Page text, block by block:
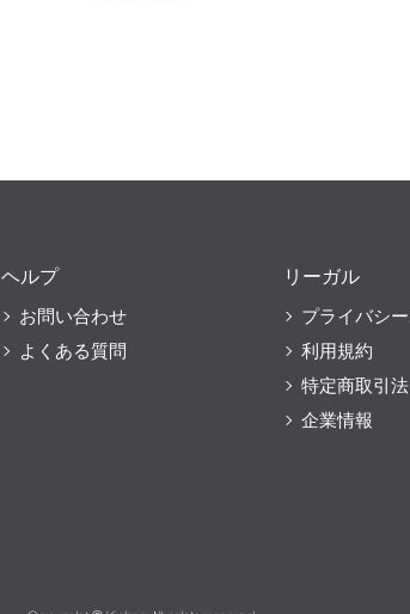
ヘルプ
お問い合わせ
よくある質問
リーガル
プライバシ
利用規約
特定商取引
企業情報